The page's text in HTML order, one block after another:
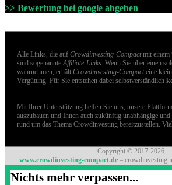
>> Bewertung bei google abgeben
Alle Links, die auf Crowdinvesting-Compactmit einem
sind sogenannteAffiliate-Links. Wenn Sie über einen
wahrnehmen, erhält Crowdinvesting-Compacteine
Vergütung. Für Sie entstehen dabei selbstverständlich
Mit Ihrer Unterstützung helfen Sie uns, unsere
auszubauen und Ihnen auch zukünftig unabhängige
rund um das Thema Crowdinvesting bereitzustellen.
Copyright © 2017-2026
www.crowdinvesting-compact.de – crowdinvesting
Nichts mehr verpassen...